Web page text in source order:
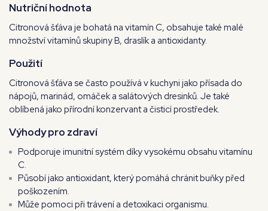
Nutriční hodnota
Citronová šťáva je bohatá na vitamín C, obsahuje také malé
množství vitamínů skupiny B, draslík a antioxidanty.
Použití
Citronová šťáva se často používá v kuchyni jako přísada do
nápojů, marinád, omáček a salátových dresinků. Je také
oblíbená jako přírodní konzervant a čisticí prostředek.
Výhody pro zdraví
Podporuje imunitní systém díky vysokému obsahu vitamínu
C.
Působí jako antioxidant, který pomáhá chránit buňky před
poškozením.
Může pomoci při trávení a detoxikaci organismu.